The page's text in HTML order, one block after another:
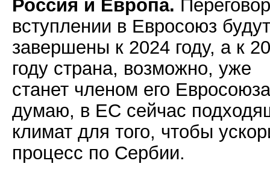
Россия и Европа.
вступлении в Евросоюз будут
завершены к 2024 году, а к
году страна, возможно, уже
станет членом его
думаю, в ЕС сейчас
климат для того, чтобы
процесс по Сербии.